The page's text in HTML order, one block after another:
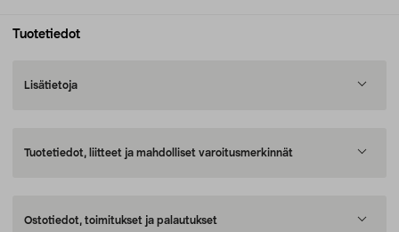
Tuotetiedot
Lisätietoja
Tuotetiedot, liitteet ja mahdolliset varoitusmerkinnät
Ostotiedot, toimitukset ja palautukset